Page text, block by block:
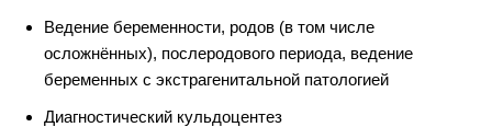
Ведение беременности, родов (в том числе
осложнённых), послеродового периода, ведение
беременных с экстрагенитальной патологией
Диагностический кульдоцентез